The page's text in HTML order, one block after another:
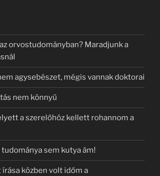
orvostudományban? Maradjunk a
agysebészet, mégis vannak doktorai
nem könnyű
a szerelőhöz kellett rohannom a
sem kutya ám!
írása közben volt időm a